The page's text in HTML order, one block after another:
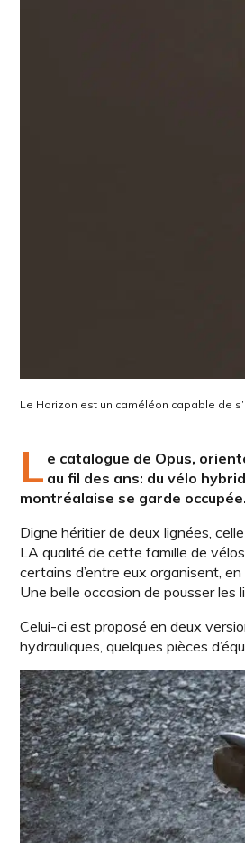
Le Horizon est un caméléon capable de
L e catalogue de Opus,
au fil des ans: du vélo
montréalaise se garde
Digne héritier de deux lignées,
LA qualité de cette famille de
certains d’entre eux organisent,
Une belle occasion de pousser les
Celui-ci est proposé en deux
hydrauliques, quelques pièces